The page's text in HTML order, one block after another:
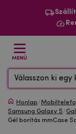
MENÜ
Válasszon ki
Honlap/
Samsung Galaxy S/
Gél borítás mmCase